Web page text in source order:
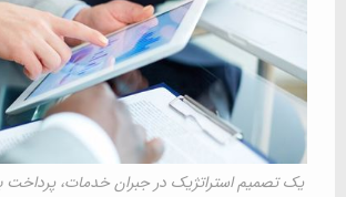
یک تصمیم استراتژیک در جبران خدمات، پرداخت